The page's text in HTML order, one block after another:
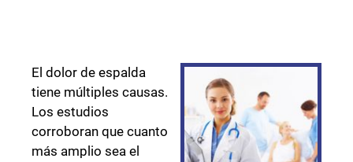
El dolor de espalda
tiene múltiples causas.
Los estudios
corroboran que cuanto
más amplio sea el